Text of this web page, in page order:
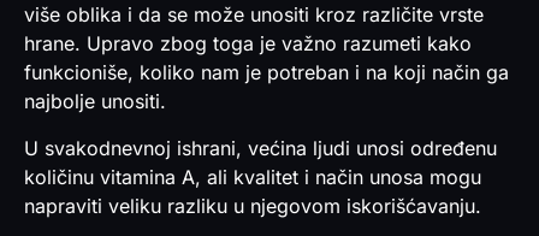
više oblika i da se može unositi kroz različite vrste
hrane. Upravo zbog toga je važno razumeti kako
funkcioniše, koliko nam je potreban i na koji način ga
najbolje unositi.
U svakodnevnoj ishrani, većina ljudi unosi određenu
količinu vitamina A, ali kvalitet i način unosa mogu
napraviti veliku razliku u njegovom iskorišćavanju.